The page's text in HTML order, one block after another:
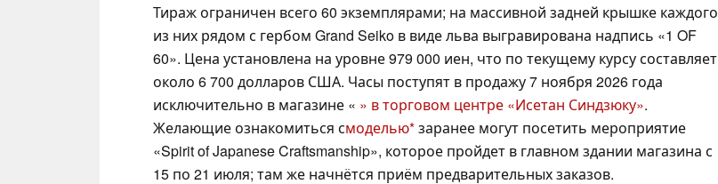
Тираж ограничен всего 60 экземплярами; на массивной задней крышке каждого
из них рядом с гербом Grand Seiko в виде льва выгравирована надпись «1 OF
60». Цена установлена на уровне 979 000 иен, что по текущему курсу составляет
около 6 700 долларов США. Часы поступят в продажу 7 ноября 2026 года
исключительно в магазине « » в торговом центре «Исетан Синдзюку».
Желающие ознакомиться смоделью заранее могут посетить мероприятие
«Spirit of Japanese Craftsmanship», которое пройдет в главном здании магазина с
15 по 21 июля; там же начнётся приём предварительных заказов.